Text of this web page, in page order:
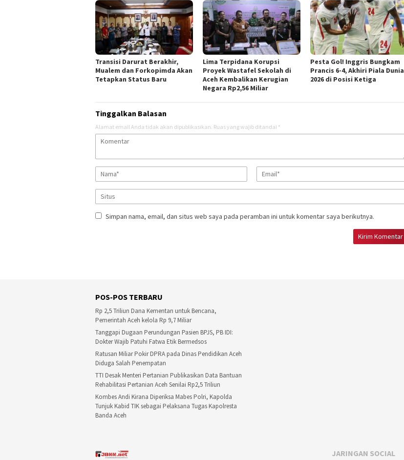
Transisi Darurat Berakhir,
Mualem dan Forkopimda Akan
Tetapkan Status Baru
Lima Terpidana Korupsi
Proyek Wastafel Sekolah di
Aceh Kembalikan Kerugian
Negara Rp2,56 Miliar
Pesta Gol! Inggris Bungkam
Prancis 6-4, Akhiri Piala Dunia
2026 di Posisi Ketiga
Tinggalkan Balasan
Alamat email Anda tidak akan dipublikasikan. Ruas yang wajib ditandai *
Simpan nama, email, dan situs web saya pada peramban ini untuk komentar saya berikutnya.
POS-POS TERBARU
Rp 2,5 Triliun Dana Kementan untuk Bencana,
Pemerintah Aceh kelola Rp 9,7 Miliar
Tanggapi Dugaan Perundungan Pasien BPJS, PB IDI:
Dokter Wajib Patuhi Fatwa Etik Bermedsos
Ratusan Miliar Pokir DPRA pada Dinas Pendidikan Aceh
Diduga Salah Penempatan
TTI Desak Menteri Pertanian Publikasikan Data Bantuan
Rehabilitasi Pertanian Aceh Senilai Rp2,5 Triliun
Kombes Andi Kirana Diperiksa Mabes Polri, Kapolda
Tunjuk Kabid TIK sebagai Pelaksana Tugas Kapolresta
Banda Aceh
JARINGAN SOCIAL